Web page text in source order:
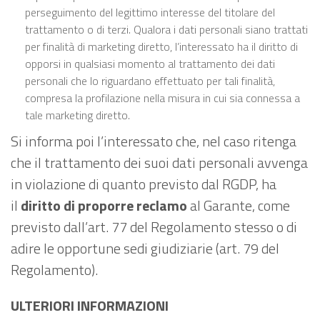
perseguimento del legittimo interesse del titolare del
trattamento o di terzi. Qualora i dati personali siano trattati
per finalità di marketing diretto, l’interessato ha il diritto di
opporsi in qualsiasi momento al trattamento dei dati
personali che lo riguardano effettuato per tali finalità,
compresa la profilazione nella misura in cui sia connessa a
tale marketing diretto.
Si informa poi l’interessato che, nel caso ritenga
che il trattamento dei suoi dati personali avvenga
in violazione di quanto previsto dal RGDP, ha
il diritto di proporre reclamoal Garante, come
previsto dall’art. 77 del Regolamento stesso o di
adire le opportune sedi giudiziarie (art. 79 del
Regolamento).
ULTERIORI INFORMAZIONI